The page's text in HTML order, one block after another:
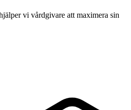
vi vårdgivare att maximera sin